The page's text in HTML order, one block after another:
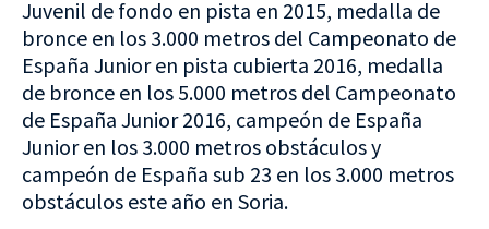
Juvenil de fondo en pista en 2015, medalla de
bronce en los 3.000 metros del Campeonato de
España Junior en pista cubierta 2016, medalla
de bronce en los 5.000 metros del Campeonato
de España Junior 2016, campeón de España
Junior en los 3.000 metros obstáculos y
campeón de España sub 23 en los 3.000 metros
obstáculos este año en Soria.